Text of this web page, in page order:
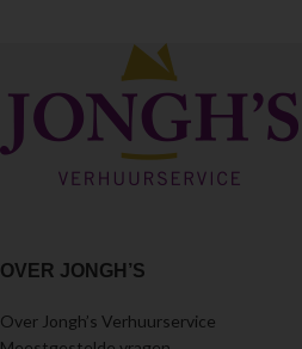
OVER JONGH’S
Over Jongh’s Verhuurservice